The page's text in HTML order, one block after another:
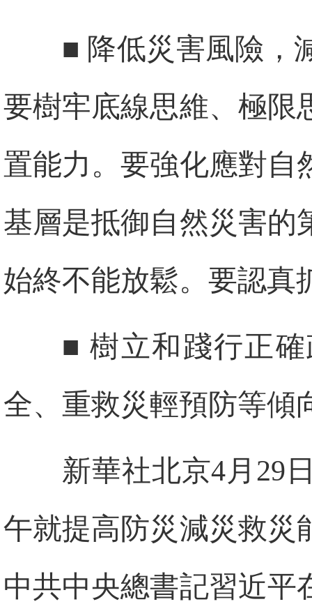
■ 降低災害風險，
要樹牢底線思維、極限
置能力。要強化應對自
基層是抵御自然災害的
始終不能放鬆。要認真
■ 樹立和踐行正
全、重救災輕預防等傾
新華社北京4月29
午就提高防災減災救災
中共中央總書記習近平